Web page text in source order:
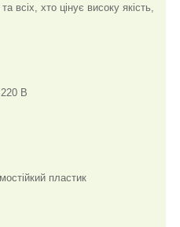
всіх, хто цінує високу якість,
В
пластик